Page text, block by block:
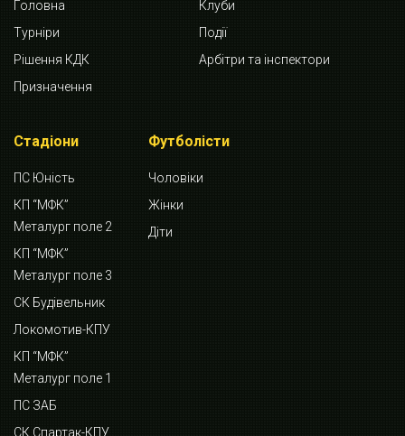
Головна
Клуби
Турніри
Події
Рішення КДК
Арбітри та інспектори
Призначення
Стадіони
ПС Юність
КП “МФК”
Металург поле 2
КП “МФК”
Металург поле 3
СК Будівельник
Локомотив-КПУ
КП “МФК”
Металург поле 1
ПС ЗАБ
СК Спартак-КПУ
Футболісти
Чоловіки
Жінки
Діти